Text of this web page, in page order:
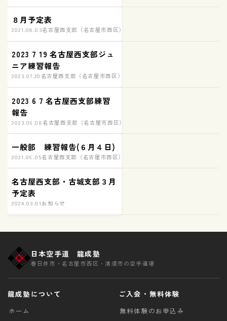
安全への取り組み
Q＆A
８月予定表
2021.08.03名古屋西支部（名古屋市西区）練習の様子
2023 7 19 名古屋西支部ジュ
ニア練習報告
2023.07.20名古屋西支部（名古屋市西区）練習の様子
2023 6 7 名古屋西支部練習
報告
2023.06.08名古屋西支部（名古屋市西区）練習の様子
一般部 練習報告(６月４日)
2021.06.05名古屋西支部（名古屋市西区）練習の様子
名古屋西支部・古城支部３月
予定表
2024.03.01お知らせ
日本空手道 龍成塾
春日井市・名古屋市西区・清須市の空手道場
龍成塾について
ホーム
ご入会・無料体験
無料体験のお申込み